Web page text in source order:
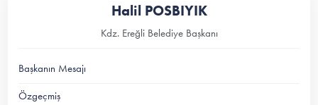
Halil POSBIYIK
Kdz. Ereğli Belediye Başkanı
Başkanın Mesajı
Özgeçmiş